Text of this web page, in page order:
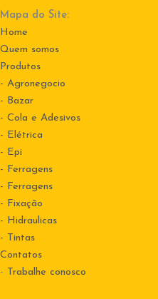
Mapa do Site:
Home
Quem somos
Produtos
- Agronegocio
- Bazar
- Cola e Adesivos
- Elétrica
- Epi
- Ferragens
- Ferragens
- Fixação
- Hidraulicas
- Tintas
Contatos
- Trabalhe conosco